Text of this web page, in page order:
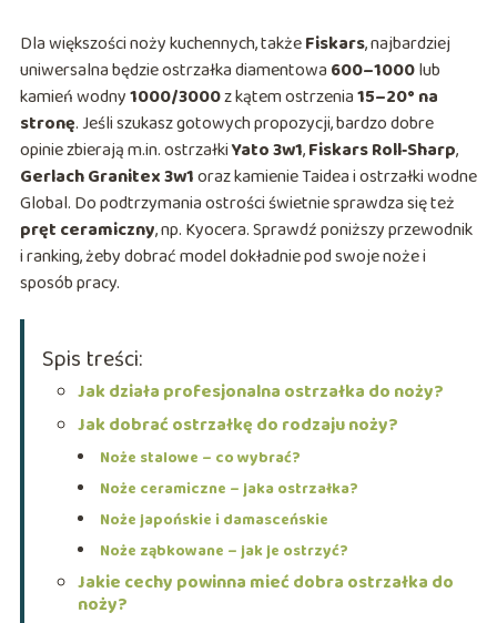
Dla większości noży kuchennych, takżeFiskars, najbardziej
uniwersalna będzie ostrzałka diamentowa 600–1000lub
kamień wodny1000/3000z kątem ostrzenia15–20° na
stronę. Jeśli szukasz gotowych propozycji, bardzo dobre
opinie zbierają m.in. ostrzałkiYato 3w1,Fiskars Roll‑Sharp,
Gerlach Granitex 3w1oraz kamienie Taidea i ostrzałki wodne
Global. Do podtrzymania ostrości świetnie sprawdza się też
pręt ceramiczny, np. Kyocera. Sprawdź poniższy przewodnik
i ranking, żeby dobrać model dokładnie pod swoje noże i
sposób pracy.
Spis treści:
Jak działa profesjonalna ostrzałka do noży?
Jak dobrać ostrzałkę do rodzaju noży?
Noże stalowe – co wybrać?
Noże ceramiczne – jaka ostrzałka?
Noże japońskie i damasceńskie
Noże ząbkowane – jak je ostrzyć?
Jakie cechy powinna mieć dobra ostrzałka do
noży?